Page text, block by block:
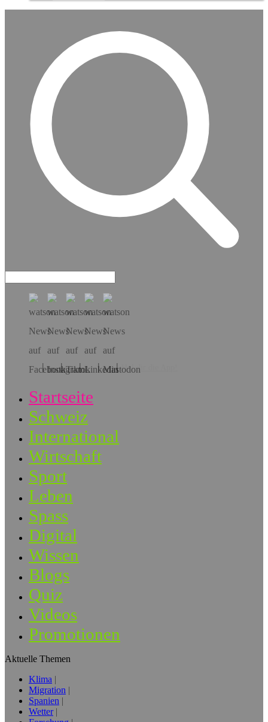
Hol dir die App!
Startseite
Schweiz
International
Wirtschaft
Sport
Leben
Spass
Digital
Wissen
Blogs
Quiz
Videos
Promotionen
Aktuelle Themen
Klima
Migration
Spanien
Wetter